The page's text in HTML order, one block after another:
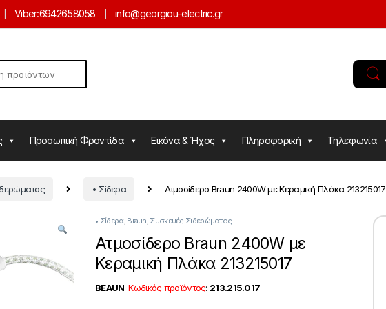
Viber:6942658058 info@georgiou-electric.gr
Προσωπική Φροντίδα Εικόνα & Ήχος Πληροφορική Τηλεφωνία
• Σίδερα Ατμοσίδερο Braun 2400W με Κεραμική Πλάκα 213215017
• Σίδερα, Braun Συσκευές Σιδερώματος
Ατμοσίδερο Braun 2400W με
Κεραμική Πλάκα 213215017
BEAUN Κωδικός προϊόντος: 213.215.017